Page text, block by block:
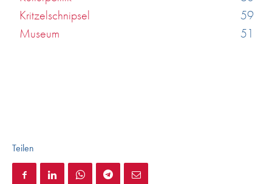
Kritzelschnipsel
59
Museum
51
Teilen